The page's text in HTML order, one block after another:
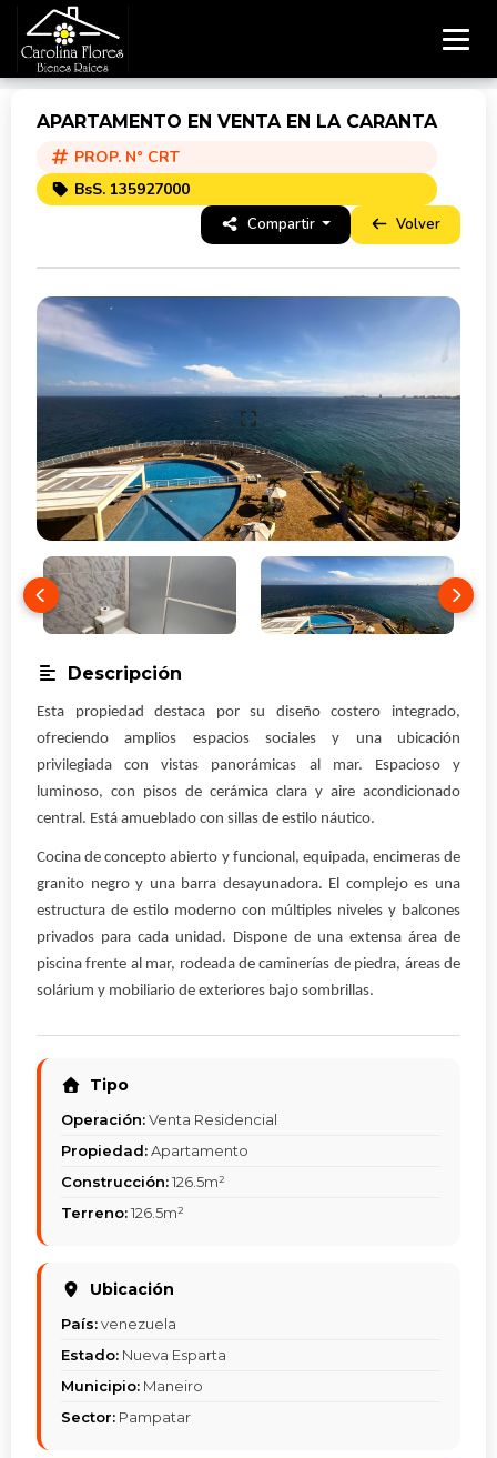
APARTAMENTO EN VENTA EN LA CARANTA
PROP. N° CRT
BsS. 135927000
Compartir Volver
Descripción
Esta propiedad destaca por su diseño costero integrado,
ofreciendo amplios espacios sociales y una ubicación
privilegiada con vistas panorámicas al mar. Espacioso y
luminoso, con pisos de cerámica clara y aire acondicionado
central. Está amueblado con sillas de estilo náutico.
Cocina de concepto abierto y funcional, equipada, encimeras de
granito negro y una barra desayunadora. El complejo es una
estructura de estilo moderno con múltiples niveles y balcones
privados para cada unidad. Dispone de una extensa área de
piscina frente al mar, rodeada de caminerías de piedra, áreas de
solárium y mobiliario de exteriores bajo sombrillas.
Tipo
Operación:Venta Residencial
Propiedad:Apartamento
Construcción:126.5m²
Terreno:126.5m²
Ubicación
País:venezuela
Estado: Nueva Esparta
Municipio: Maneiro
Sector: Pampatar